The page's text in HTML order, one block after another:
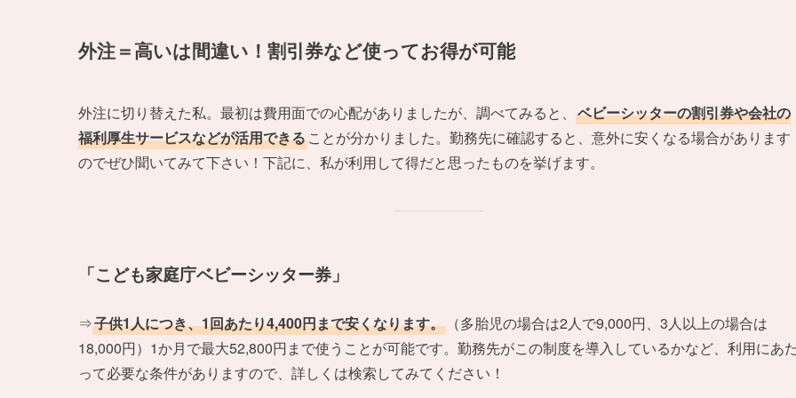
外注＝高いは間違い！割引券など使ってお得が可能
外注に切り替えた私。最初は費用面での心配がありましたが、調べてみると、 ベビーシッターの割引券や会社の
福利厚生サービスなどが活用できることが分かりました。勤務先に確認すると、意外に安くなる場合があります
のでぜひ聞いてみて下さい！下記に、私が利用して得だと思ったものを挙げます。
「こども家庭庁ベビーシッター券」
⇒子供1人につき、1回あたり4,400円まで安くなります。 （多胎児の場合は2人で9,000円、3人以上の場合は
18,000円）1か月で最大52,800円まで使うことが可能です。勤務先がこの制度を導入しているかなど、利用にあ
って必要な条件がありますので、詳しくは検索してみてください！